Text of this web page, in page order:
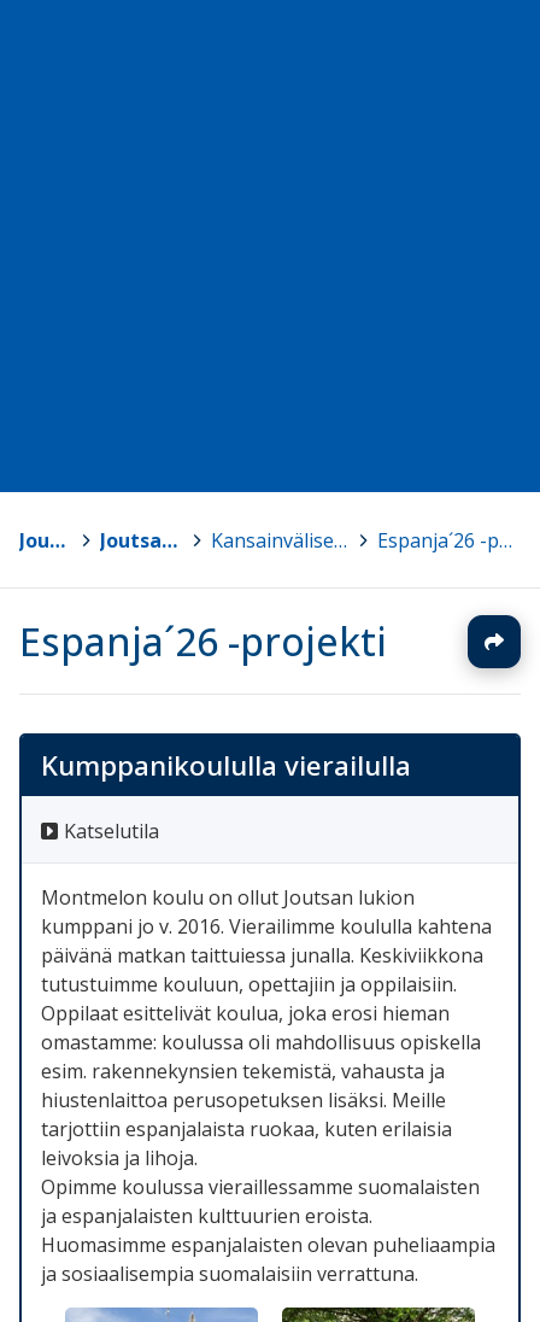
Joutsa Joutsan lukio Kansainväliset projektit > Espanja´26 -projekti
Espanja´26 -projekti
Kumppanikoululla vierailulla
Katselutila
Montmelon koulu on ollut Joutsan lukion
kumppani jo v. 2016. Vierailimme koululla kahtena
päivänä matkan taittuiessa junalla. Keskiviikkona
tutustuimme kouluun, opettajiin ja oppilaisiin.
Oppilaat esittelivät koulua, joka erosi hieman
omastamme: koulussa oli mahdollisuus opiskella
esim. rakennekynsien tekemistä, vahausta ja
hiustenlaittoa perusopetuksen lisäksi. Meille
tarjottiin espanjalaista ruokaa, kuten erilaisia
leivoksia ja lihoja.
Opimme koulussa vieraillessamme suomalaisten
ja espanjalaisten kulttuurien eroista.
Huomasimme espanjalaisten olevan puheliaampia
ja sosiaalisempia suomalaisiin verrattuna.